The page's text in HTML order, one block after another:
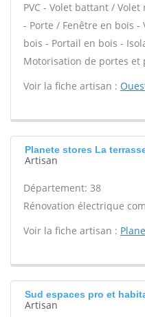
PVC - Volet battant / Volet
- Porte / Fenêtre en bois
bois - Portail en bois -
Motorisation de portes et
Voir la fiche artisan :
Planete stores La
Artisan
Département: 38
Rénovation électrique
Voir la fiche artisan :
Sud espaces pro et
Artisan